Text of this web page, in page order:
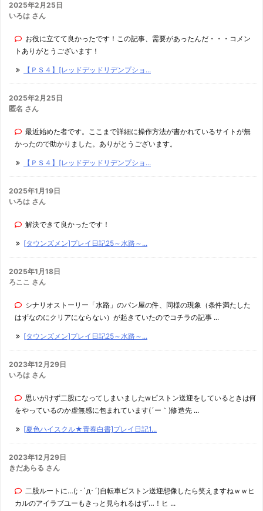
2025年2月25日
いろは さん
お役に立てて良かったです！この記事、需要があったんだ・・・コメン
トありがとうございます！
【ＰＳ４】[レッドデッドリデンプショ...
2025年2月25日
匿名 さん
最近始めた者です。ここまで詳細に操作方法が書かれているサイトが無
かったので助かりました。ありがとうございます。
【ＰＳ４】[レッドデッドリデンプショ...
2025年1月19日
いろは さん
解決できて良かったです！
[タウンズメン]プレイ日記25～水路～...
2025年1月18日
ろここ さん
シナリオストーリー「水路」のパン屋の件、同様の現象（条件満たした
はずなのにクリアにならない）が起きていたのでコチラの記事 ...
[タウンズメン]プレイ日記25～水路～...
2023年12月29日
いろは さん
思いがけず二股になってしまいましたwピストン送迎をしているときは何
をやっているのか虚無感に包まれています(´ー｀)修造先 ...
[夏色ハイスクル★青春白書]プレイ日記1...
2023年12月29日
きだあらる さん
二股ルートに…(; ･`д･´)自転車ピストン送迎想像したら笑えますねｗｗヒ
カルのアイラブユーもきっと見られるはず…！ヒ ...